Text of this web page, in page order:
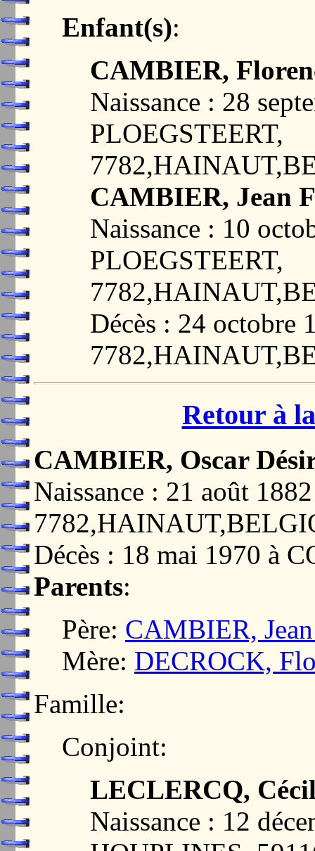
Enfant(s):
CAMBIER,
Naissance : 28
PLOEGSTEERT,
CAMBIER, Jean
Naissance : 10
PLOEGSTEERT,
Décès : 24 octobre
Retour à
CAMBIER, Oscar
Naissance : 21 août
Décès : 18 mai 1970 à
Parents:
Père: CAMBIER,
Mère: DECROCK,
Famille:
Conjoint:
LECLERCQ,
Naissance : 12